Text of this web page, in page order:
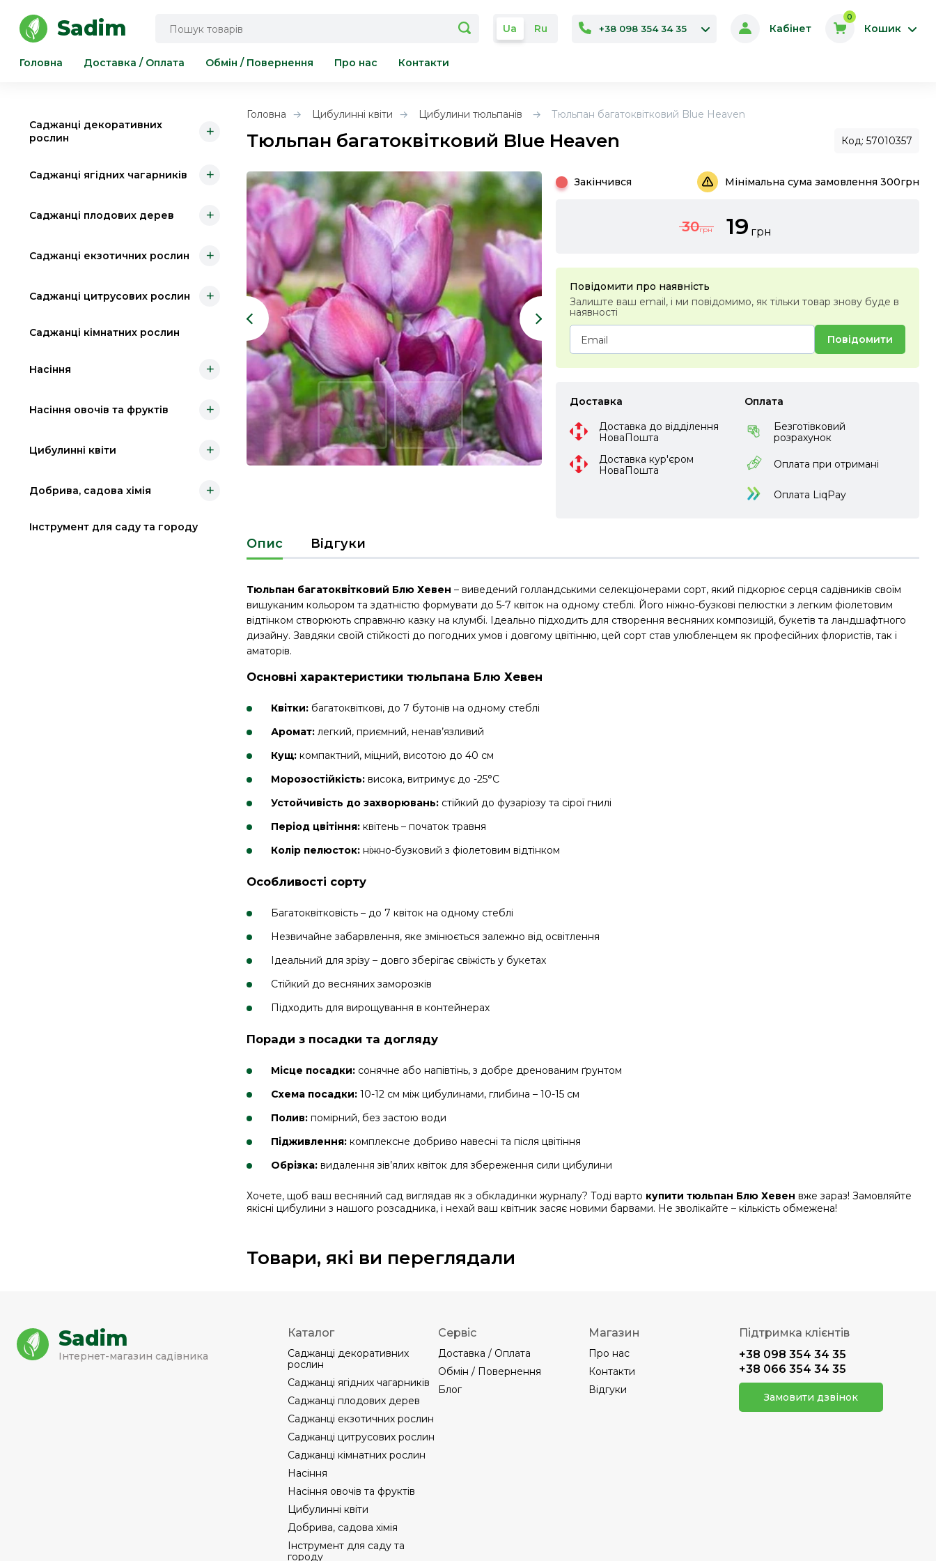
Sadim Ua Ru +38 098 354 34 35 Кабінет
0
Кошик
Головна Доставка / Оплата Обмін / Повернення Про нас Контакти
Саджанці декоративних
рослин
+
Саджанці ягідних чагарників +
Саджанці плодових дерев +
Саджанці екзотичних рослин +
Саджанці цитрусових рослин +
Саджанці кімнатних рослин
Насіння +
Насіння овочів та фруктів +
Цибулинні квіти +
Добрива, садова хімія +
Інструмент для саду та городу
Головна Цибулинні квіти Цибулини тюльпанів Тюльпан багатоквітковий Blue Heaven
Тюльпан багатоквітковий Blue Heaven Код: 57010357
Закінчився Мінімальна сума замовлення 300грн
30грн 19 грн
Повідомити про наявність
Залиште ваш email, і ми повідомимо, як тільки товар знову буде в
наявності
Повідомити
Доставка
Доставка до відділення
НоваПошта
Доставка кур'єром
НоваПошта
Оплата
Безготівковий
розрахунок
Оплата при отримані
Оплата LiqPay
Опис Відгуки
Тюльпан багатоквітковий Блю Хевен – виведений голландськими селекціонерами сорт, який підкорює серця садівників своїм
вишуканим кольором та здатністю формувати до 5-7 квіток на одному стеблі. Його ніжно-бузкові пелюстки з легким фіолетовим
відтінком створюють справжню казку на клумбі. Ідеально підходить для створення весняних композицій, букетів та ландшафтного
дизайну. Завдяки своїй стійкості до погодних умов і довгому цвітінню, цей сорт став улюбленцем як професійних флористів, так і
аматорів.
Основні характеристики тюльпана Блю Хевен
Квітки: багатоквіткові, до 7 бутонів на одному стеблі
Аромат: легкий, приємний, ненав’язливий
Кущ: компактний, міцний, висотою до 40 см
Морозостійкість: висока, витримує до -25°C
Устойчивість до захворювань: стійкий до фузаріозу та сірої гнилі
Період цвітіння: квітень – початок травня
Колір пелюсток: ніжно-бузковий з фіолетовим відтінком
Особливості сорту
Багатоквітковість – до 7 квіток на одному стеблі
Незвичайне забарвлення, яке змінюється залежно від освітлення
Ідеальний для зрізу – довго зберігає свіжість у букетах
Стійкий до весняних заморозків
Підходить для вирощування в контейнерах
Поради з посадки та догляду
Місце посадки: сонячне або напівтінь, з добре дренованим ґрунтом
Схема посадки: 10-12 см між цибулинами, глибина – 10-15 см
Полив: помірний, без застою води
Підживлення: комплексне добриво навесні та після цвітіння
Обрізка: видалення зів’ялих квіток для збереження сили цибулини
Хочете, щоб ваш весняний сад виглядав як з обкладинки журналу? Тоді варто купити тюльпан Блю Хевен вже зараз! Замовляйте
якісні цибулини з нашого розсадника, і нехай ваш квітник засяє новими барвами. Не зволікайте – кількість обмежена!
Товари, які ви переглядали
Sadim
Інтернет-магазин садівника
Підтримка клієнтів
+38 098 354 34 35
+38 066 354 34 35
Замовити дзвінок
Каталог
Саджанці декоративних
рослин
Саджанці ягідних чагарників
Саджанці плодових дерев
Саджанці екзотичних рослин
Саджанці цитрусових рослин
Саджанці кімнатних рослин
Насіння
Насіння овочів та фруктів
Цибулинні квіти
Добрива, садова хімія
Інструмент для саду та
городу
Сервіс
Доставка / Оплата
Обмін / Повернення
Блог
Магазин
Про нас
Контакти
Відгуки